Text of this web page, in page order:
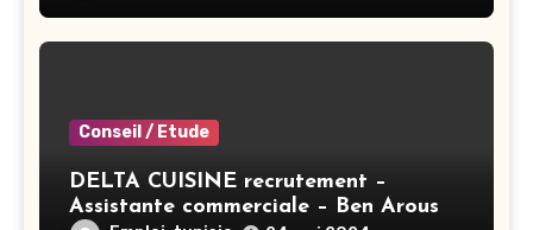
Conseil / Etude
DELTA CUISINE recrutement –
Assistante commerciale – Ben Arous